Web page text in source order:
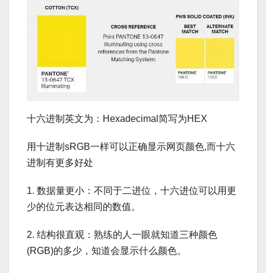
十六进制英文为：Hexadecimal简写为HEX
用十进制sRGB一样可以正确显示网页颜色,而十六
进制有更多好处
1. 数据量更小：不同于二进位，十六进位可以用更
少的位元表达相同的数值。
2. 结构很直观：熟练的人一眼就知道三种颜色
(RGB)的多少，知道会显示什么颜色。